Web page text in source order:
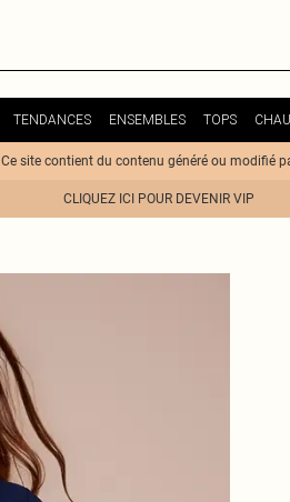
TENDANCES ENSEMBLES TOPS
Ce site contient du contenu généré ou modifié
CLIQUEZ ICI POUR DEVENIR VIP